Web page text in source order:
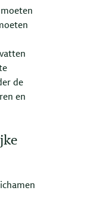
de
en